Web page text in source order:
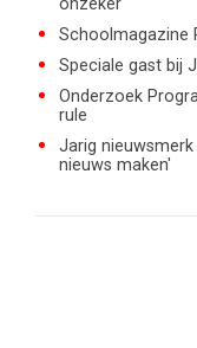
onzeker
Schoolmagazine
Speciale gast bij
Onderzoek
rule
Jarig
nieuws maken'